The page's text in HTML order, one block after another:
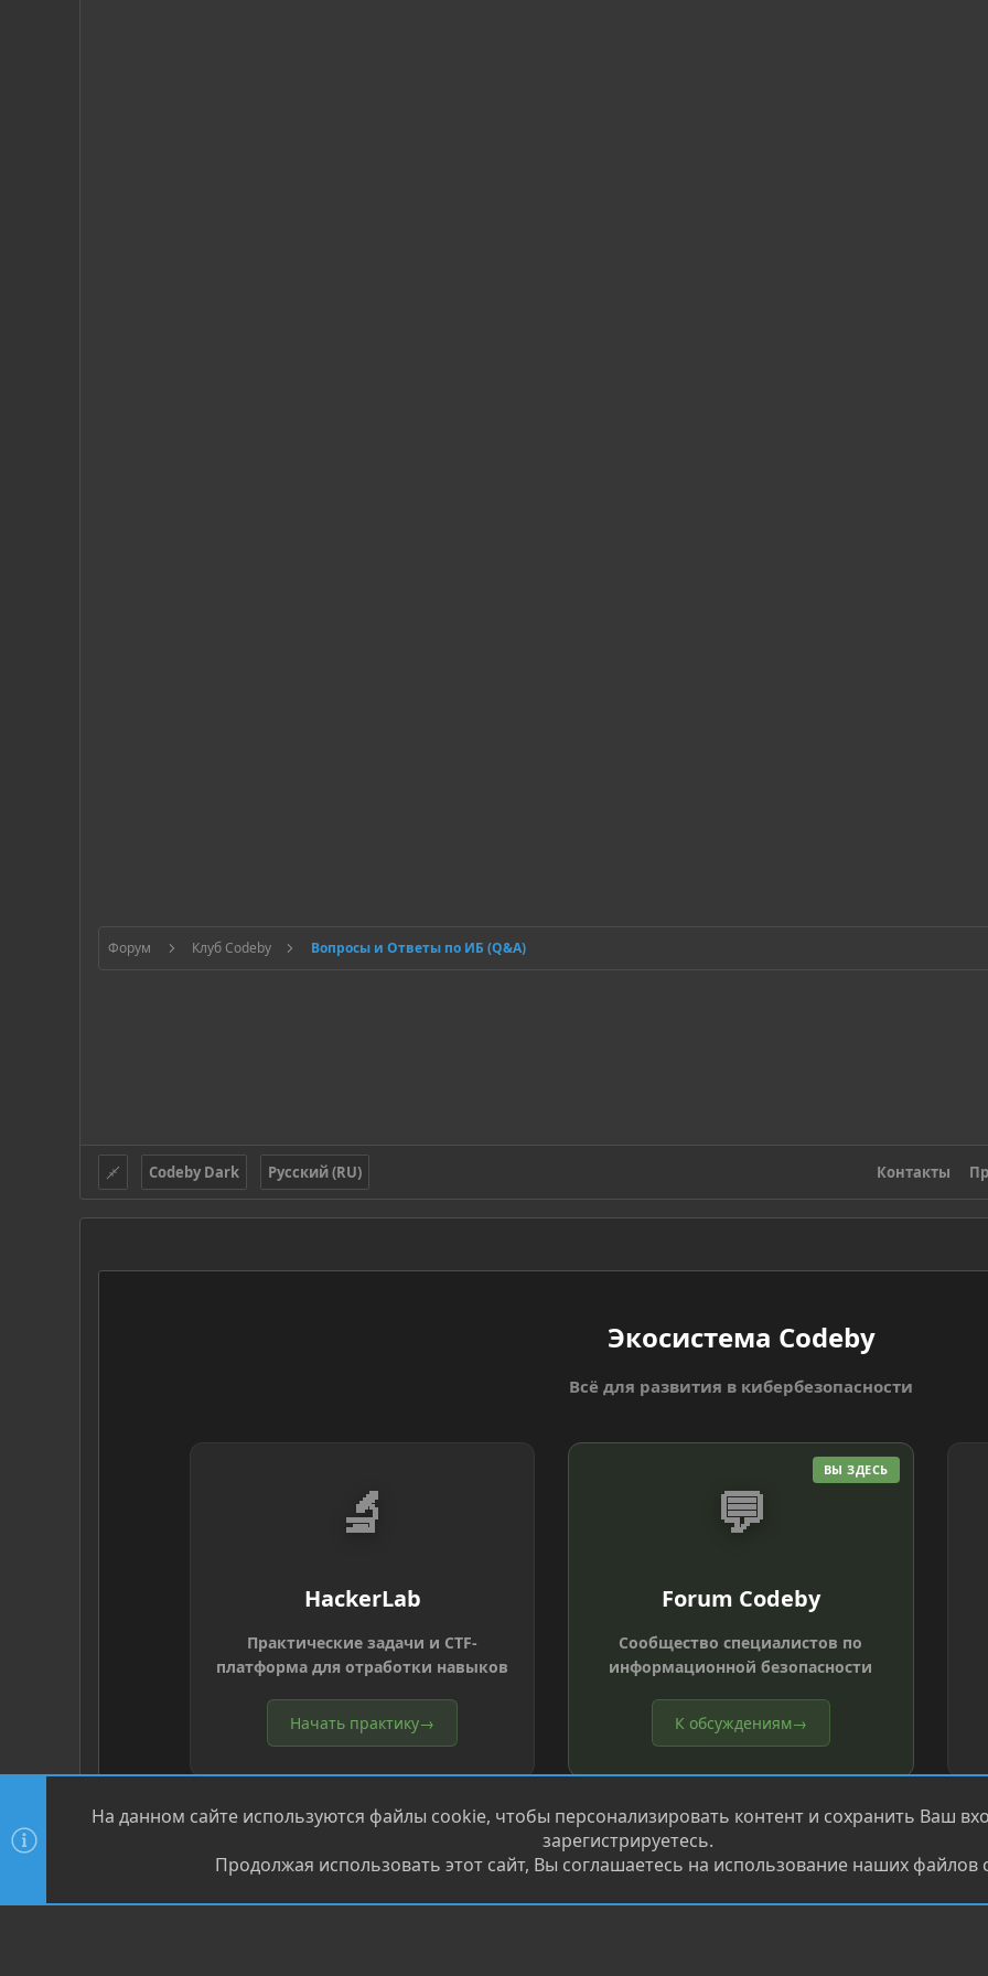
Форум Клуб Codeby Вопросы и Ответы по ИБ (Q&A)
Codeby Dark Русский (RU) Контакты
Экосистема Codeby
Всё для развития в кибербезопасности
🔬
HackerLab
Практические задачи и CTF-
платформа для отработки навыков
Начать практику→
ВЫ ЗДЕСЬ
💬
Forum Codeby
Сообщество специалистов по
информационной безопасности
К обсуждениям→
Community platform by XenForo ® © 2010-2026 XenForo Ltd. Перевод от Jumuro®
На данном сайте используются файлы cookie, чтобы персонализировать контент и сохранить Ваш
зарегистрируетесь.
Продолжая использовать этот сайт, Вы соглашаетесь на использование наших файлов